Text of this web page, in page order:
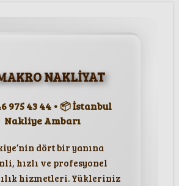
NAKLİYAT
975 43 44 • 📦 İstanbul
Nakliye Ambarı
dört bir yanına
hızlı ve profesyonel
hizmetleri. Yükleriniz